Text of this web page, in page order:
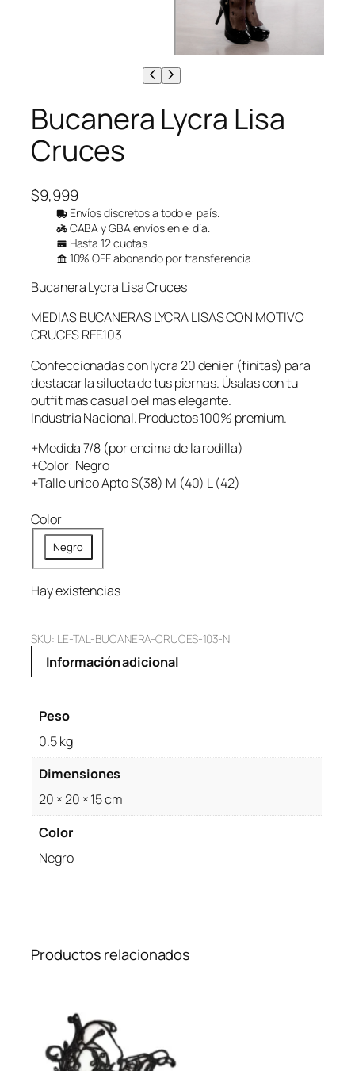
Bucanera Lycra Lisa
Cruces
$9,999
Envíos discretos a todo el país.
CABA y GBA envíos en el día.
Hasta 12 cuotas.
10% OFF abonando por transferencia.
Bucanera Lycra Lisa Cruces
MEDIAS BUCANERAS LYCRA LISAS CON MOTIVO
CRUCES REF.103
Confeccionadas con lycra 20 denier (finitas) para
destacar la silueta de tus piernas. Úsalas con tu
outfit mas casual o el mas elegante.
Industria Nacional. Productos 100% premium.
+Medida 7/8 (por encima de la rodilla)
+Color: Negro
+Talle unico Apto S(38) M (40) L (42)
Color
Negro
Hay existencias
SKU: LE-TAL-BUCANERA-CRUCES-103-N
Información adicional
Peso
0.5 kg
Dimensiones
20 × 20 × 15 cm
Color
Negro
Productos relacionados